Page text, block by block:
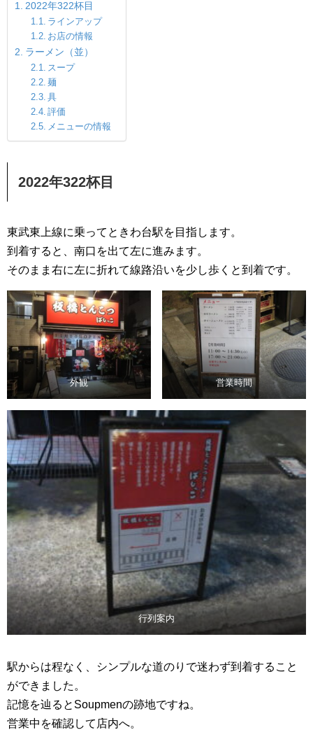
2022年322杯目
ラインアップ
お店の情報
ラーメン（並）
スープ
麺
具
評価
メニューの情報
2022年322杯目
東武東上線に乗ってときわ台駅を目指します。
到着すると、南口を出て左に進みます。
そのまま右に左に折れて線路沿いを少し歩くと到着です。
外観 営業時間
行列案内
駅からは程なく、シンプルな道のりで迷わず到着すること
ができました。
記憶を辿るとSoupmenの跡地ですね。
営業中を確認して店内へ。